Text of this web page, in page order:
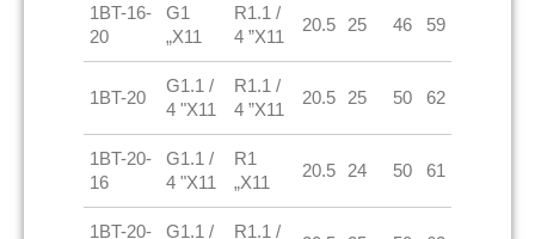
1BT-16-
20
G1
„X11
R1.1 /
4 ”X11
20.5 25 46 59
1BT-20
G1.1 /
4 "X11
R1.1 /
4 ”X11
20.5 25 50 62
1BT-20-
16
G1.1 /
4 "X11
R1
„X11
20.5 24 50 61
1BT-20-
G1.1 /
R1.1 /